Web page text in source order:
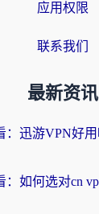
应用权限
联系我们
最新资讯